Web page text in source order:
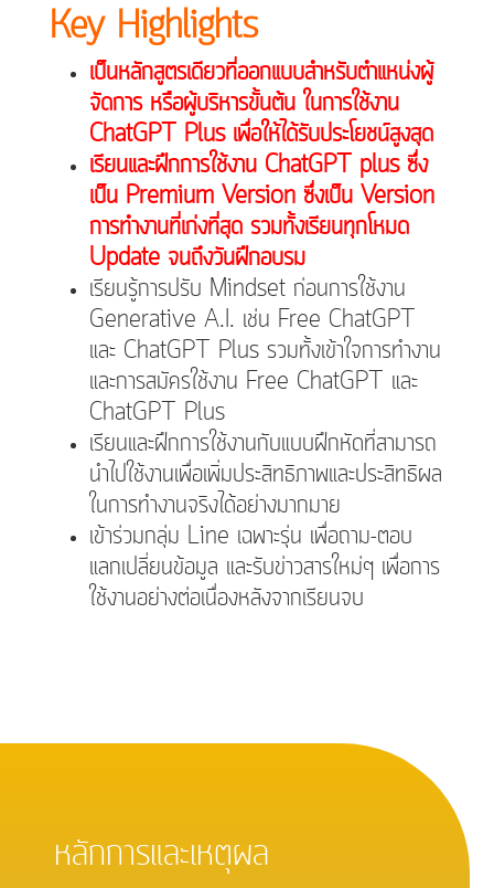
Key Highlights
เป็นหลักสูตรเดียวที่ออกแบบสำหรับตำแหน่งผู้
จัดการ หรือผู้บริหารขั้นต้น ในการใช้งาน
ChatGPT Plus เพื่อให้ได้รับประโยชน์สูงสุด
เรียนและฝึกการใช้งาน ChatGPT plus ซึ่ง
เป็น Premium Version ซึ่งเป็น Version
การทำงานที่เก่งที่สุด รวมทั้งเรียนทุกโหมด
Update จนถึงวันฝึกอบรม
เรียนรู้การปรับ Mindset ก่อนการใช้งาน
Generative A.I. เช่น Free ChatGPT
และ ChatGPT Plus รวมทั้งเข้าใจการทำงาน
และการสมัครใช้งาน Free ChatGPT และ
ChatGPT Plus
เรียนและฝึกการใช้งานกับแบบฝึกหัดที่สามารถ
นำไปใช้งานเพื่อเพิ่มประสิทธิภาพและประสิทธิผล
ในการทำงานจริงได้อย่างมากมาย
เข้าร่วมกลุ่ม Line เฉพาะรุ่น เพื่อถาม-ตอบ
แลกเปลี่ยนข้อมูล และรับข่าวสารใหม่ๆ เพื่อการ
ใช้งานอย่างต่อเนื่องหลังจากเรียนจบ
หลักการและเหตุผล